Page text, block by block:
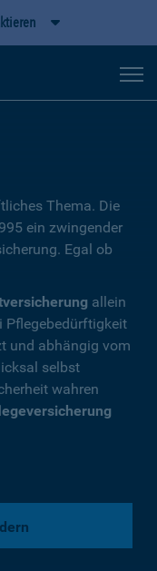
Thema. Die
ein zwingender
Egal ob
allein
Pflegebedürftigkeit
und abhängig vom
selbst
wahren